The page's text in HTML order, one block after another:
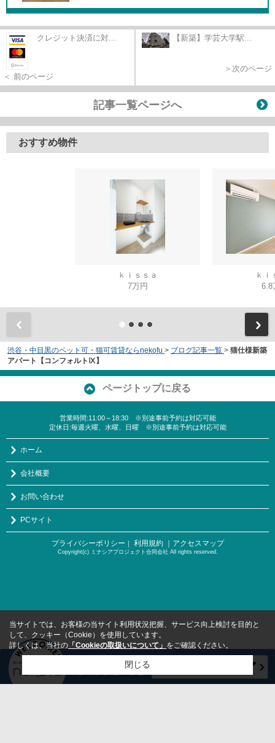
クレジット決済に対...
＜ 前のページ
【新築】学芸大学駅...
＞次のページ
記事一覧ページへ
おすすめ物件
ｋｉｓｓａ
7万円
ｋｉ
6.8
渋谷・中目黒のペット可・猫可賃貸ならnekofu > ブログ記事一覧 > 猫仕様新築
アパート【コンフォルトⅨ】
ページトップに戻る
営業時間:11:00～18:30 ※別途事前予約は対応可能
定休日:毎週火曜、水曜、日曜 ※別途事前予約は対応可能
ホーム
会社概要
お問い合わせ
PCサイト
プライバシーポリシー ｜ 利用規約 ｜アクセスマップ
Copyright(c) ミナシアプロジェクト合同会社 All rights reserved.
当サイトでは、お客様の当サイト利用状況把握、サービス向上検討を目的と
して、クッキー（Cookie）を使用しています。
詳しくは、当社の 「Cookieの取扱いについて」 をご確認ください。
閉じる